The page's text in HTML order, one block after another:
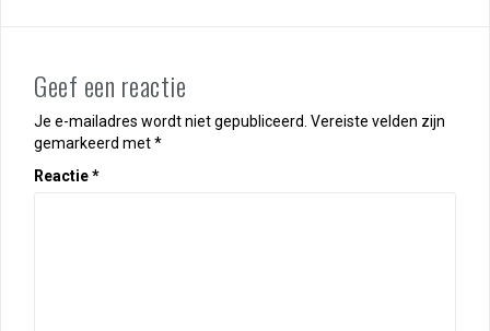
Geef een reactie
Je e-mailadres wordt niet gepubliceerd. Vereiste velden zijn
gemarkeerd met*
Reactie*